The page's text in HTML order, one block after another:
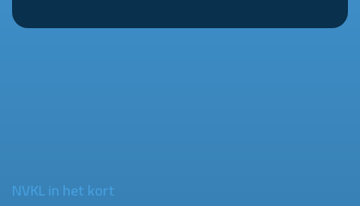
NVKL in het kort